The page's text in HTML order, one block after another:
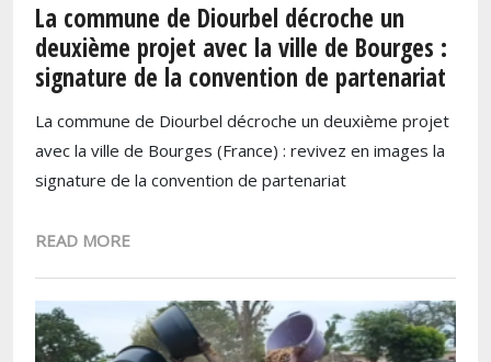
La commune de Diourbel décroche un
deuxième projet avec la ville de Bourges :
signature de la convention de partenariat
La commune de Diourbel décroche un deuxième projet
avec la ville de Bourges (France) : revivez en images la
signature de la convention de partenariat
READ MORE